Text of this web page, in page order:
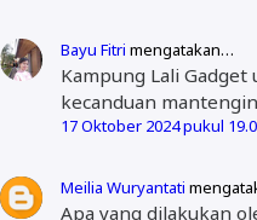
Bayu Fitri mengatakan…
Kampung Lali
kecanduan
17 Oktober 2024 pukul
Meilia Wuryantati
Apa yang dilakukan